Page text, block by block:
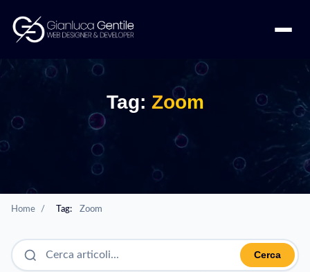
Tag: Zoom
Home / Tag: Zoom
Cerca